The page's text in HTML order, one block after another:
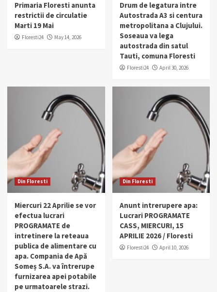
Primaria Floresti anunta
restrictii de circulatie
Marti 19 Mai
Floresti24 May 14, 2026
Drum de legatura intre
Autostrada A3 si centura
metropolitana a Clujului.
Soseaua va lega
autostrada din satul
Tauti, comuna Floresti
Floresti24 April 30, 2026
Din Floresti
Miercuri 22 Aprilie se vor
efectua lucrari
PROGRAMATE de
intretinere la reteaua
publica de alimentare cu
apa. Compania de Apă
Someș S.A. va întrerupe
furnizarea apei potabile
pe urmatoarele strazi.
Din Floresti
Anunt intrerupere apa:
Lucrari PROGRAMATE
CASS, MIERCURI, 15
APRILIE 2026 / Floresti
Floresti24 April 10, 2026